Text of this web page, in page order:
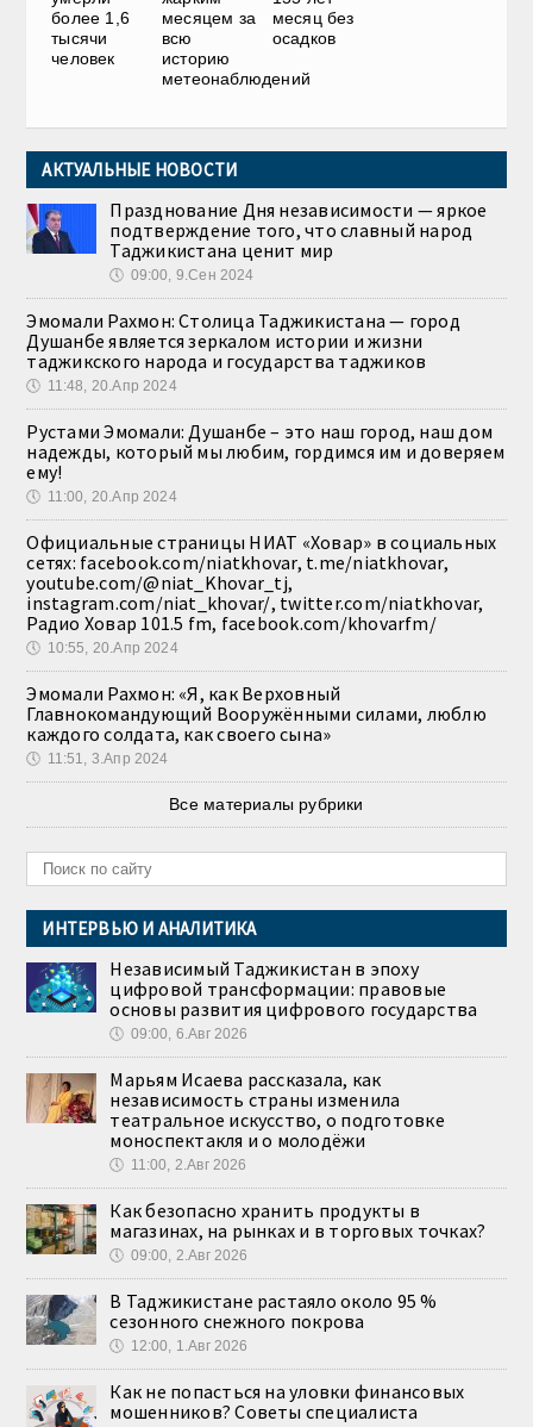
более 1,6
тысячи
человек
месяцем за
всю
историю
метеонаблюдений
месяц без
осадков
АКТУАЛЬНЫЕ НОВОСТИ
Празднование Дня независимости — яркое
подтверждение того, что славный народ
Таджикистана ценит мир
🕔 09:00, 9.Сен 2024
Эмомали Рахмон: Столица Таджикистана — город
Душанбе является зеркалом истории и жизни
таджикского народа и государства таджиков
🕔 11:48, 20.Апр 2024
Рустами Эмомали: Душанбе – это наш город, наш дом
надежды, который мы любим, гордимся им и доверяем
ему!
🕔 11:00, 20.Апр 2024
Официальные страницы НИАТ «Ховар» в социальных
сетях: facebook.com/niatkhovar, t.me/niatkhovar,
youtube.com/@niat_Khovar_tj,
instagram.com/niat_khovar/, twitter.com/niatkhovar,
Радио Ховар 101.5 fm, facebook.com/khovarfm/
🕔 10:55, 20.Апр 2024
Эмомали Рахмон: «Я, как Верховный
Главнокомандующий Вооружёнными силами, люблю
каждого солдата, как своего сына»
🕔 11:51, 3.Апр 2024
Все материалы рубрики
ИНТЕРВЬЮ И АНАЛИТИКА
Независимый Таджикистан в эпоху
цифровой трансформации: правовые
основы развития цифрового государства
🕔 09:00, 6.Авг 2026
Марьям Исаева рассказала, как
независимость страны изменила
театральное искусство, о подготовке
моноспектакля и о молодёжи
🕔 11:00, 2.Авг 2026
Как безопасно хранить продукты в
магазинах, на рынках и в торговых точках?
🕔 09:00, 2.Авг 2026
В Таджикистане растаяло около 95 %
сезонного снежного покрова
🕔 12:00, 1.Авг 2026
Как не попасться на уловки финансовых
мошенников? Советы специалиста